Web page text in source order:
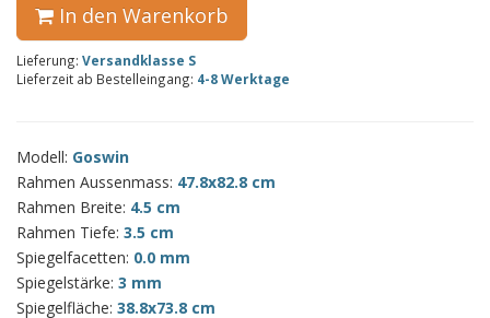
In den Warenkorb
Lieferung: Versandklasse S
Lieferzeit ab Bestelleingang: 4-8 Werktage
Modell: Goswin
Rahmen Aussenmass: 47.8x82.8 cm
Rahmen Breite: 4.5 cm
Rahmen Tiefe: 3.5 cm
Spiegelfacetten: 0.0 mm
Spiegelstärke: 3 mm
Spiegelfläche: 38.8x73.8 cm